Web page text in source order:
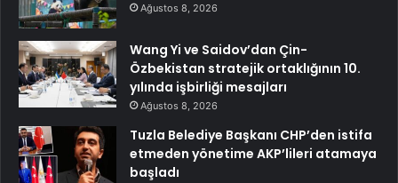
Ağustos 8, 2026
Wang Yi ve Saidov’dan Çin-
Özbekistan stratejik ortaklığının 10.
yılında işbirliği mesajları
Ağustos 8, 2026
Tuzla Belediye Başkanı CHP’den istifa
etmeden yönetime AKP’lileri atamaya
başladı